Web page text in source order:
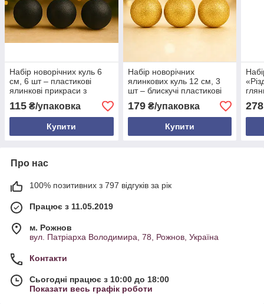
Набір новорічних куль 6
см, 6 шт – пластикові
ялинкові прикраси з
115 ₴/упаковка
Купити
Набір новорічних
ялинкових куль 12 см, 3
шт – блискучі пластикові
179₴/упаковка
Купити
278
Про нас
100% позитивних з 797 відгуків за рік
Працює з 11.05.2019
м. Рожнов
вул. Патріарха Володимира, 78, Рожнов, Україна
Контакти
Сьогодні працює з 10:00 до 18:00
Показати весь графік роботи